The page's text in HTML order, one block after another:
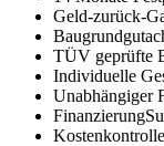
Geld-zurück-
TÜV geprüfte
Individuelle
Unabhängiger